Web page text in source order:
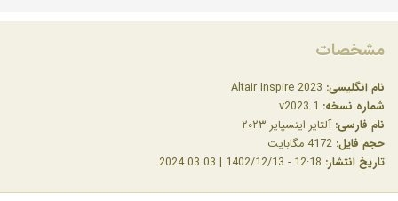
مشخصات
نام انگلیسی:
شماره نسخه:
نام فارسی: آلتایر اینسپایر ۲۰۲۳
حجم فایل:
تاریخ انتشار: